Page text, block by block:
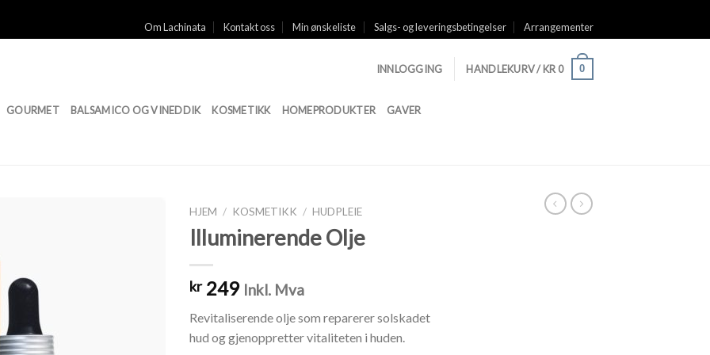
Om Lachinata Kontakt oss Min ønskeliste Salgs- og leveringsbetingelser Arrangementer
GOURMET BALSAMICO OG VINEDDIK KOSMETIKK HOMEPRODUKTER GAVER
INNLOGGING HANDLEKURV /KR 0 0
HJEM / KOSMETIKK / HUDPLEIE
Illuminerende Olje
kr249 Inkl. Mva
Revitaliserende olje som reparerer solskadet
hud og gjenoppretter vitaliteten i huden.